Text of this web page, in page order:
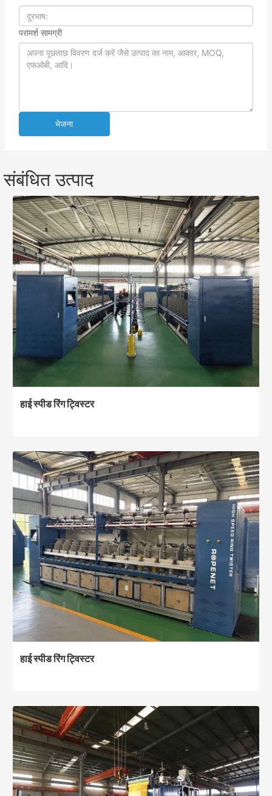
परामर्श सामग्री
भेजना
संबंधित उत्पाद
हाई स्पीड रिंग ट्विस्टर
हाई स्पीड रिंग ट्विस्टर